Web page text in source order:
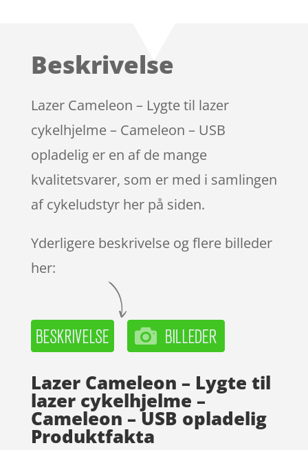
på
ømmels
er
Beskrivelse
Lazer Cameleon – Lygte til lazer
cykelhjelme – Cameleon – USB
opladelig er en af de mange
kvalitetsvarer, som er med i samlingen
af cykeludstyr her på siden.
Yderligere beskrivelse og flere billeder
her:
Lazer Cameleon – Lygte til
lazer cykelhjelme –
Cameleon – USB opladelig
Produktfakta